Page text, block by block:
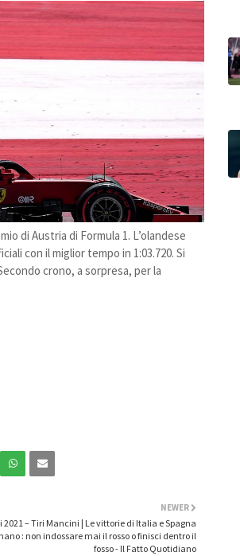
di Austria di Formula 1. L’olandese
con il miglior tempo in 1:03.720. Si
crono, a sorpresa, per la
NEWER
2021 – Tiri Mancini | Le vittorie di Italia e Spagna
: non indossare mai il rosso o finisci dentro il
fosso - Il Fatto Quotidiano